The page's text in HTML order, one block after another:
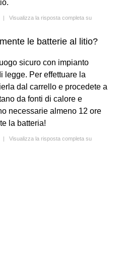
| Visualizza la risposta completa su
le batterie al litio?
sicuro con impianto
legge. Per effettuare la
dal carrello e procedete a
da fonti di calore e
necessarie almeno 12 ore
la batteria!
| Visualizza la risposta completa su